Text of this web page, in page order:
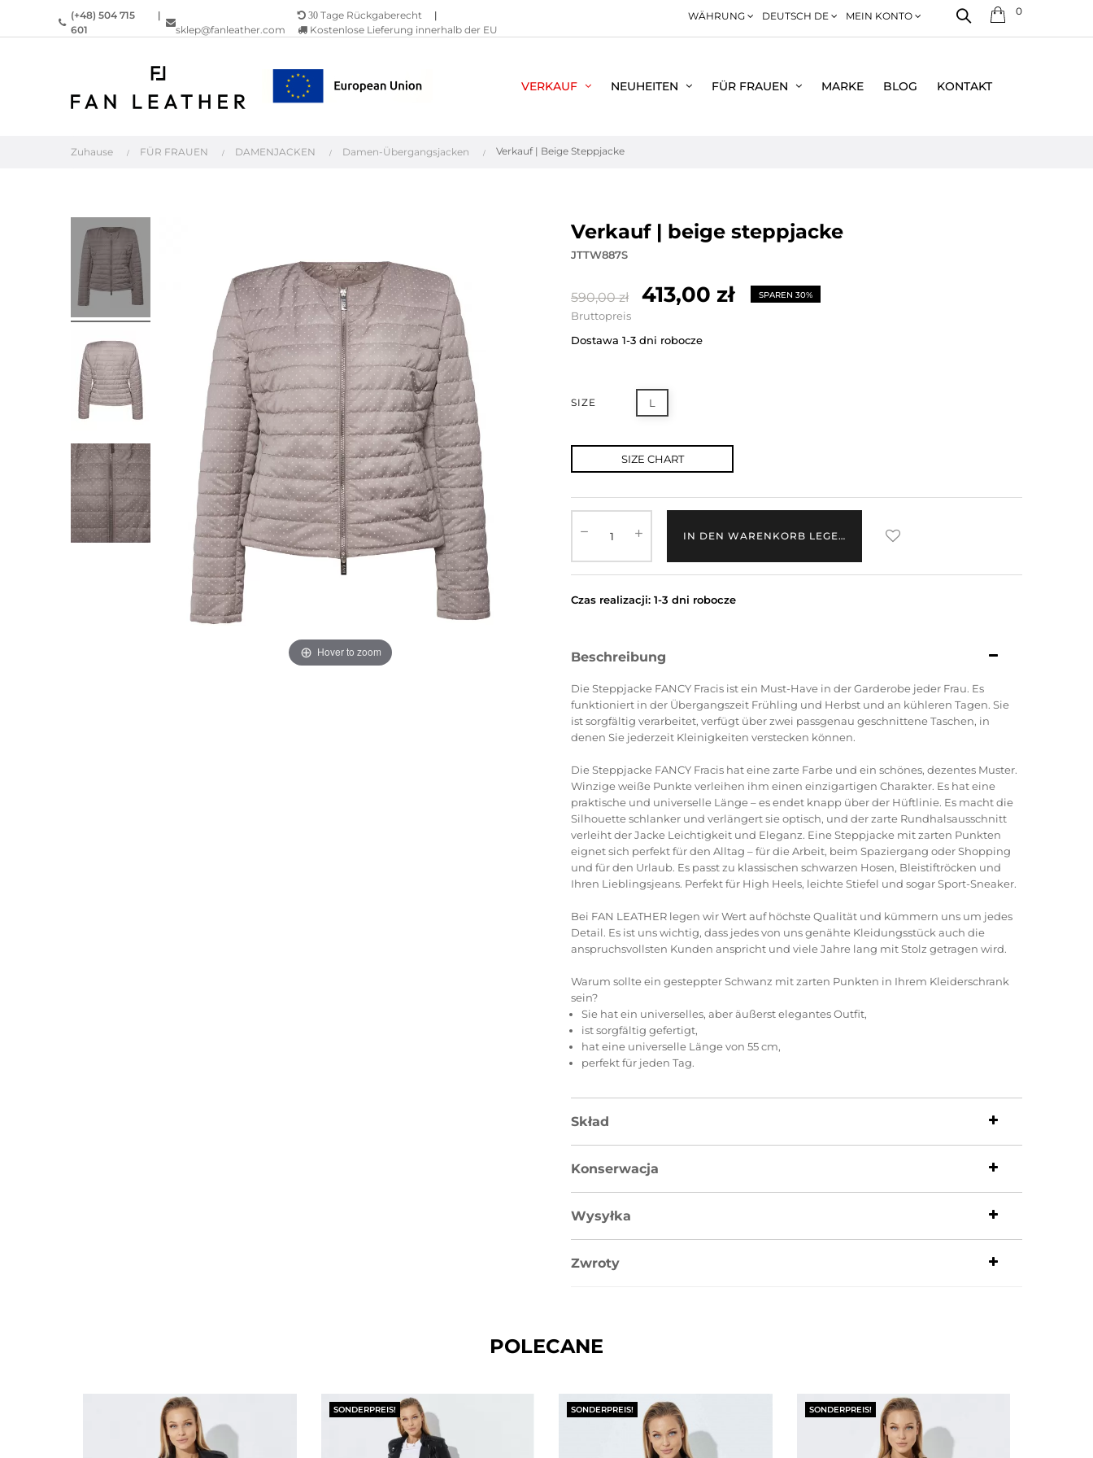
(+48) 504 715
601
|
sklep@fanleather.com
30Tage Rückgaberecht
|
Kostenlose Lieferung innerhalb der EU
WÄHRUNG DEUTSCH DE MEIN KONTO 0
VERKAUF NEUHEITEN FÜR FRAUEN MARKE BLOG KONTAKT
Zuhause FÜR FRAUEN DAMENJACKEN Damen-Übergangsjacken Verkauf | Beige Steppjacke
Hover to zoom
verkauf | beige steppjacke
JTTW887S
590,00 zł 413,00 zł SPAREN 30%
Bruttopreis
Dostawa 1-3 dni robocze
SIZE L
SIZE CHART
IN DEN WARENKORB LEGEN
Czas realizacji: 1-3 dni robocze
Beschreibung
Die Steppjacke FANCY Fracis ist ein Must-Have in der Garderobe jeder Frau. Es
funktioniert in der Übergangszeit Frühling und Herbst und an kühleren Tagen. Sie
ist sorgfältig verarbeitet, verfügt über zwei passgenau geschnittene Taschen, in
denen Sie jederzeit Kleinigkeiten verstecken können.
Die Steppjacke FANCY Fracis hat eine zarte Farbe und ein schönes, dezentes Muster.
Winzige weiße Punkte verleihen ihm einen einzigartigen Charakter. Es hat eine
praktische und universelle Länge – es endet knapp über der Hüftlinie. Es macht die
Silhouette schlanker und verlängert sie optisch, und der zarte Rundhalsausschnitt
verleiht der Jacke Leichtigkeit und Eleganz. Eine Steppjacke mit zarten Punkten
eignet sich perfekt für den Alltag – für die Arbeit, beim Spaziergang oder Shopping
und für den Urlaub. Es passt zu klassischen schwarzen Hosen, Bleistiftröcken und
Ihren Lieblingsjeans. Perfekt für High Heels, leichte Stiefel und sogar Sport-Sneaker.
Bei FAN LEATHER legen wir Wert auf höchste Qualität und kümmern uns um jedes
Detail. Es ist uns wichtig, dass jedes von uns genähte Kleidungsstück auch die
anspruchsvollsten Kunden anspricht und viele Jahre lang mit Stolz getragen wird.
Warum sollte ein gesteppter Schwanz mit zarten Punkten in Ihrem Kleiderschrank
sein?
Sie hat ein universelles, aber äußerst elegantes Outfit,
ist sorgfältig gefertigt,
hat eine universelle Länge von 55 cm,
perfekt für jeden Tag.
Skład
Konserwacja
Wysyłka
Zwroty
POLECANE
SONDERPREIS! SONDERPREIS! SONDERPREIS!